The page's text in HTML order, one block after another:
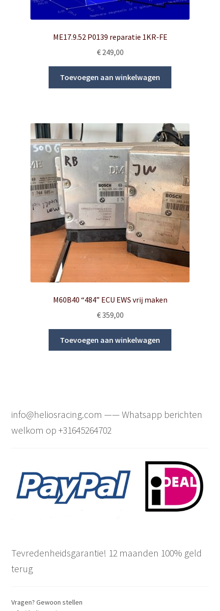
ME17.9.52 P0139 reparatie 1KR-FE
€249,00
Toevoegen aan winkelwagen
M60B40 “484” ECU EWS vrij maken
€359,00
Toevoegen aan winkelwagen
info@heliosracing.com —— Whatsapp berichten
welkom op +31645264702
Tevredenheidsgarantie! 12 maanden 100% geld
terug
Vragen? Gewoon stellen